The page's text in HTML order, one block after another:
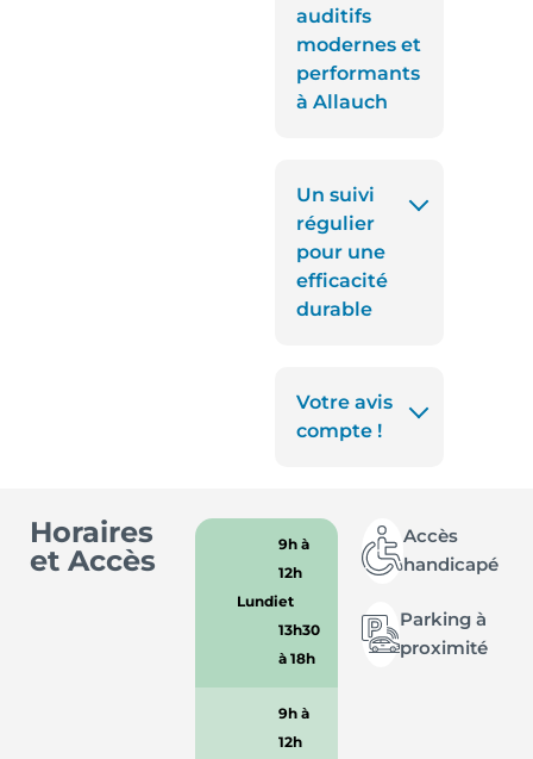
auditifs
modernes et
performants
à Allauch
Un suivi
régulier
pour une
efficacité
durable
Votre avis
compte !
Horaires
et Accès
Lundi
9h à
12h
et
13h30
à 18h
9h à
12h
Accès
handicapé
Parking à
proximité